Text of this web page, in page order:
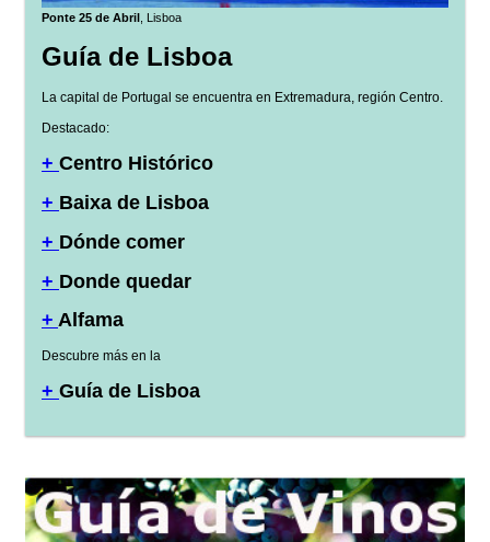
Ponte 25 de Abril , Lisboa
Guía de Lisboa
La capital de Portugal se encuentra en Extremadura, región Centro.
Destacado:
+ Centro Histórico
+ Baixa de Lisboa
+ Dónde comer
+ Donde quedar
+ Alfama
Descubre más en la
+ Guía de Lisboa